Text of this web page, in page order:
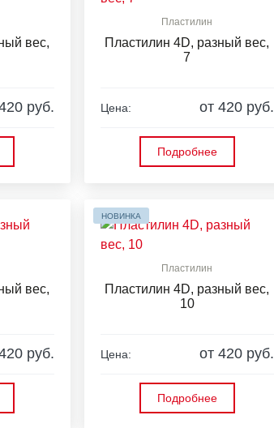
вес,
руб.
Пластилин
Пластилин 4D, разный вес,
7
Цена: от 420 руб.
Подробнее
вес,
руб.
НОВИНКА
Пластилин
Пластилин 4D, разный вес,
10
Цена: от 420 руб.
Подробнее